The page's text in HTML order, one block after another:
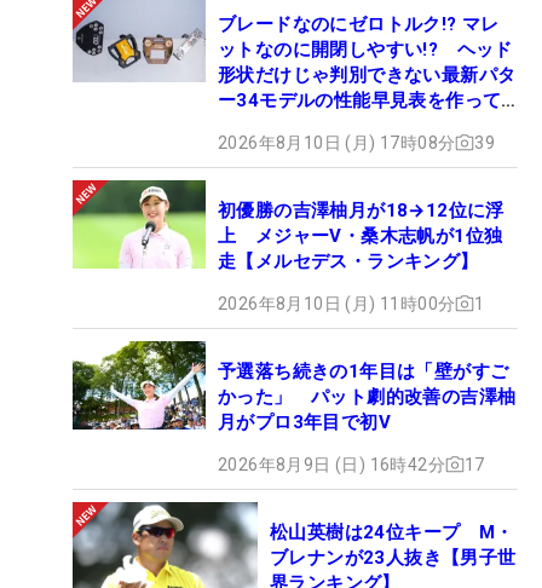
ブレードなのにゼロトルク!? マレ
ットなのに開閉しやすい!? ヘッド
形状だけじゃ判別できない最新パタ
ー34モデルの性能早見表を作って
2026年8月10日 (月) 17時08分 39
初優勝の吉澤柚月が18→12位に浮
上 メジャーV・桑木志帆が1位独
走【メルセデス・ランキング】
2026年8月10日 (月) 11時00分 1
予選落ち続きの1年目は「壁がすご
かった」 パット劇的改善の吉澤柚
月がプロ3年目で初V
2026年8月9日 (日) 16時42分 17
松山英樹は24位キープ M・
ブレナンが23人抜き【男子世
界ランキング】